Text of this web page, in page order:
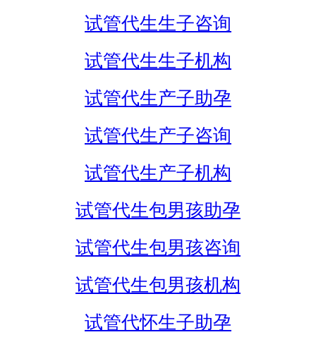
试管代生生子咨询
试管代生生子机构
试管代生产子助孕
试管代生产子咨询
试管代生产子机构
试管代生包男孩助孕
试管代生包男孩咨询
试管代生包男孩机构
试管代怀生子助孕